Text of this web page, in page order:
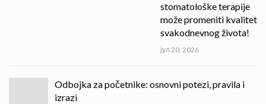
stomatološke terapije
može promeniti kvalitet
svakodnevnog života!
јул 20, 2026
Odbojka za početnike: osnovni potezi, pravila i
izrazi